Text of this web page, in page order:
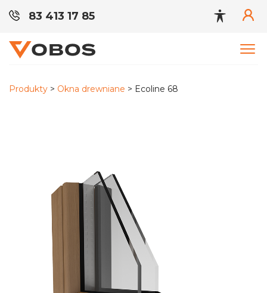
83 413 17 85
Produkty > Okna drewniane > Ecoline 68